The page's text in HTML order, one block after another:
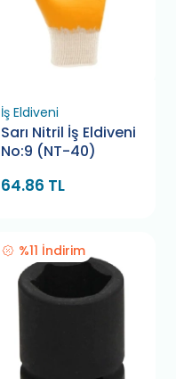
İş Eldiveni
Sarı Nitril İş Eldiveni
No:9 (NT-40)
64.86 TL
%11 İndirim